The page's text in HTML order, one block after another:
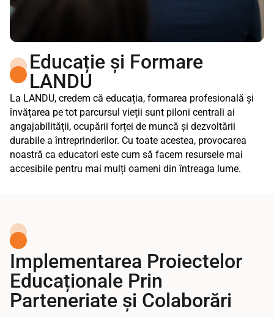
Educație și Formare
LANDU
La LANDU, credem că educația, formarea profesională și
învățarea pe tot parcursul vieții sunt piloni centrali ai
angajabilității, ocupării forței de muncă și dezvoltării
durabile a întreprinderilor. Cu toate acestea, provocarea
noastră ca educatori este cum să facem resursele mai
accesibile pentru mai mulți oameni din întreaga lume.
Implementarea Proiectelor
Educaționale Prin
Parteneriate și Colaborări